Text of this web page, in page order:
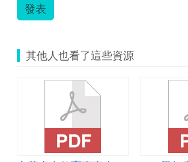
發表
其他人也看了這些資源